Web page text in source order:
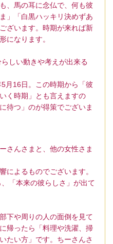
、馬の耳に念仏で、何も彼
」「白黒ハッキリ決めずあ
ざいます。時期が来れば新
になります。
しい動きや考えが出来る
月16日。この時期から「彼
く時期」とも言えますの
待つ」のが得策でございま
さんさまと、他の女性さま
によるものでございます。
「本来の彼らしさ」が出て
下や周りの人の面倒を見て
帰ったら「料理や洗濯、掃
たい方」です。ちーさんさ